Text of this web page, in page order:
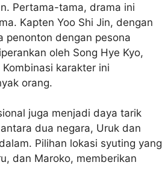
Pertama-tama, drama ini
Kapten Yoo Shi Jin, dengan
penonton dengan pesona
oleh Song Hye Kyo,
karakter ini
orang.
juga menjadi daya tarik
dua negara, Uruk dan
Pilihan lokasi syuting yang
dan Maroko, memberikan